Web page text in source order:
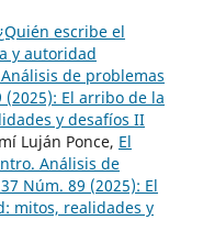
escribe el
y autoridad
de problemas
El arribo de la
y desafíos II
Luján Ponce, El
Análisis de
Núm. 89 (2025): El
mitos, realidades y